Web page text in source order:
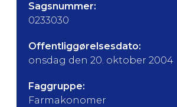
Sagsnummer:
0233030
Offentliggørelsesdato:
onsdag den 20. oktober 2004
Faggruppe:
Farmakonomer